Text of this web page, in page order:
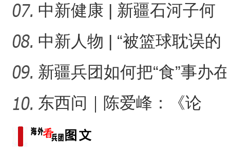
的饮食灵魂？
中新健康 | 新疆石河子何
以入选国家中医药传承创
新
中新人物 | “被篮球耽误的
超模”，想再拿一次总冠
新疆兵团如何把“食”事办在
老年人的心坎上？
东西问｜陈爱峰：《论
语》缘何成为千年前新疆